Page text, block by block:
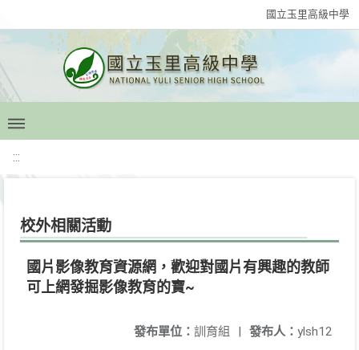
國立玉里高級中學
:::
校外相關活動
國片影像教育資源網，歡迎對國片有興趣的教師
可上網發掘影像教育的寶~
發布人： ylsh12
發布單位： 訓育組 |